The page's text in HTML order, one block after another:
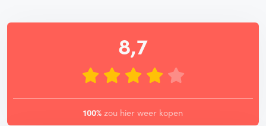
8,7
100% zou hier weer kopen